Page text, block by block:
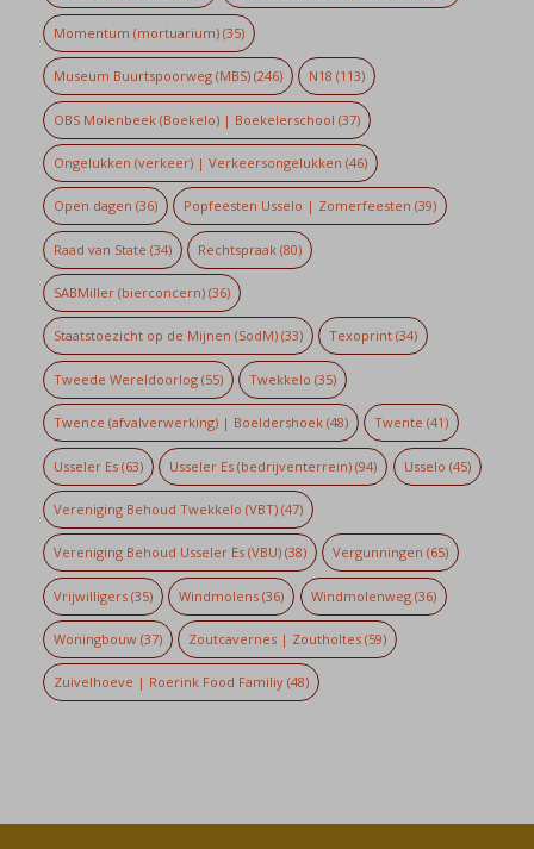
Momentum (mortuarium)(35)
Museum Buurtspoorweg (MBS)(246) N18 (113)
OBS Molenbeek (Boekelo) | Boekelerschool (37)
Ongelukken (verkeer) | Verkeersongelukken (46)
Open dagen (36) Popfeesten Usselo | Zomerfeesten (39)
Raad van State (34) Rechtspraak (80)
SABMiller (bierconcern)(36)
Staatstoezicht op de Mijnen (SodM)(33) Texoprint (34)
Tweede Wereldoorlog(55) Twekkelo (35)
Twence (afvalverwerking) | Boeldershoek(48) Twente (41)
Usseler Es(63) Usseler Es (bedrijventerrein) (94) Usselo (45)
Vereniging Behoud Twekkelo (VBT)(47)
Vereniging Behoud Usseler Es (VBU)(38) Vergunningen (65)
Vrijwilligers(35) Windmolens (36) Windmolenweg(36)
Woningbouw(37) Zoutcavernes | Zoutholtes (59)
Zuivelhoeve | Roerink Food Familiy(48)